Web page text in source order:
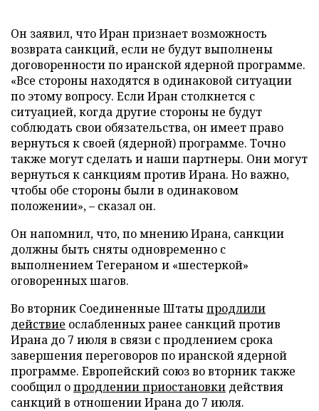
Он заявил, что Иран признает возможность
возврата санкций, если не будут выполнены
договоренности по иранской ядерной программе.
«Все стороны находятся в одинаковой ситуации
по этому вопросу. Если Иран столкнется с
ситуацией, когда другие стороны не будут
соблюдать свои обязательства, он имеет право
вернуться к своей (ядерной) программе. Точно
также могут сделать и наши партнеры. Они могут
вернуться к санкциям против Ирана. Но важно,
чтобы обе стороны были в одинаковом
положении», – сказал он.
Он напомнил, что, по мнению Ирана, санкции
должны быть сняты одновременно с
выполнением Тегераном и «шестеркой»
оговоренных шагов.
Во вторник Соединенные Штатыпродлили
действие ослабленных ранее санкций против
Ирана до 7 июля в связи с продлением срока
завершения переговоров по иранской ядерной
программе. Европейский союз во вторник также
сообщил опродлении приостановки действия
санкций в отношении Ирана до 7 июля.